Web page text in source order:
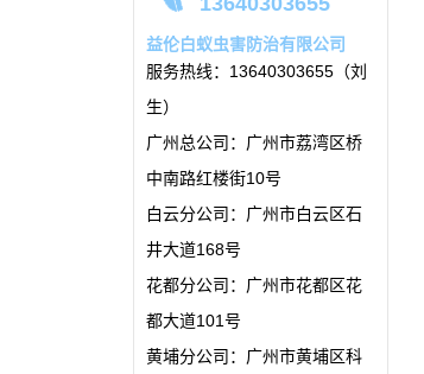
益伦白蚁虫害防治有限公司
服务热线：13640303655（刘
生）
广州总公司：广州市荔湾区桥
中南路红楼街10号
白云分公司：广州市白云区石
井大道168号
花都分公司：广州市花都区花
都大道101号
黄埔分公司：广州市黄埔区科